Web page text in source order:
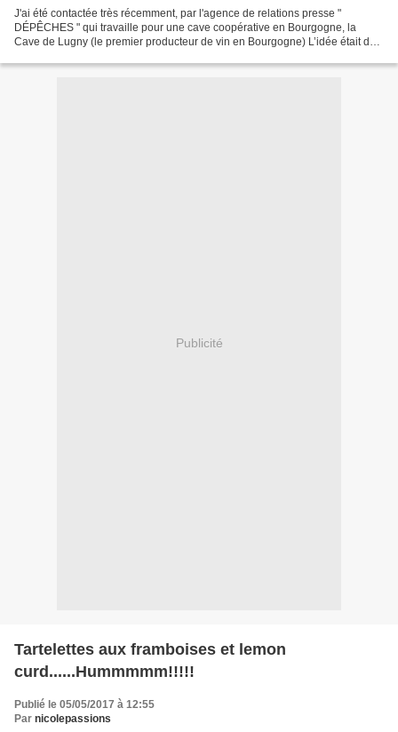
J'ai été contactée très récemment, par l'agence de relations presse "
DÉPÊCHES " qui travaille pour une cave coopérative en Bourgogne, la
Cave de Lugny (le premier producteur de vin en Bourgogne) L’idée était de
Publicité
Tartelettes aux framboises et lemon
curd......Hummmmm!!!!!
Publié le 05/05/2017 à 12:55
Par nicolepassions